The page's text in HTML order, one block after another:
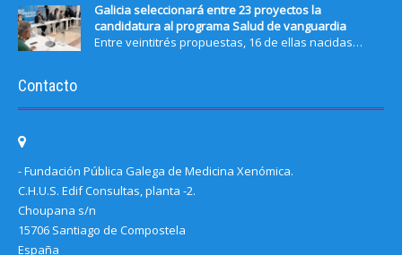
Galicia seleccionará entre 23 proyectos la
candidatura al programa Salud de vanguardia
Entre veintitrés propuestas, 16 de ellas nacidas…
Contacto
- Fundación Pública Galega de Medicina Xenómica.
C.H.U.S. Edif Consultas, planta -2.
Choupana s/n
15706 Santiago de Compostela
España